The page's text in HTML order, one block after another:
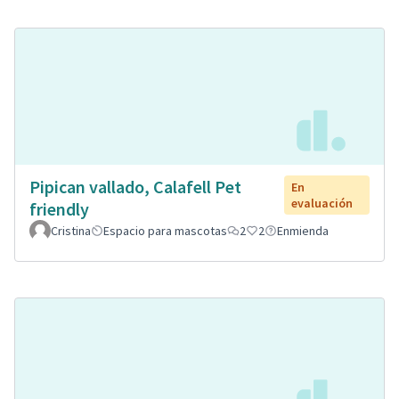
Pipican vallado, Calafell Pet
friendly
En
evaluación
Cristina
Espacio para mascotas 2 2 Enmienda